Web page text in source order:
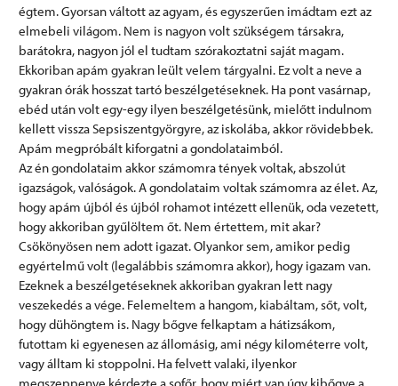
égtem. Gyorsan váltott az agyam, és egyszerűen imádtam ezt az
elmebeli világom. Nem is nagyon volt szükségem társakra,
barátokra, nagyon jól el tudtam szórakoztatni saját magam.
Ekkoriban apám gyakran leült velem tárgyalni. Ez volt a neve a
gyakran órák hosszat tartó beszélgetéseknek. Ha pont vasárnap,
ebéd után volt egy-egy ilyen beszélgetésünk, mielőtt indulnom
kellett vissza Sepsiszentgyörgyre, az iskolába, akkor rövidebbek.
Apám megpróbált kiforgatni a gondolataimból.
Az én gondolataim akkor számomra tények voltak, abszolút
igazságok, valóságok. A gondolataim voltak számomra az élet. Az,
hogy apám újból és újból rohamot intézett ellenük, oda vezetett,
hogy akkoriban gyűlöltem őt. Nem értettem, mit akar?
Csökönyösen nem adott igazat. Olyankor sem, amikor pedig
egyértelmű volt (legalábbis számomra akkor), hogy igazam van.
Ezeknek a beszélgetéseknek akkoriban gyakran lett nagy
veszekedés a vége. Felemeltem a hangom, kiabáltam, sőt, volt,
hogy dühöngtem is. Nagy bőgve felkaptam a hátizsákom,
futottam ki egyenesen az állomásig, ami négy kilométerre volt,
vagy álltam ki stoppolni. Ha felvett valaki, ilyenkor